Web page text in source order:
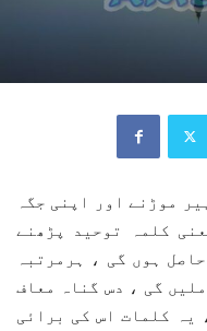
موڑنے اور اپنی جگہ
کلمہ توحید پڑھنے
ہوں گی ، ہرمرتبہ
گی ، دس گناہ معاف
یہ کلمات اس کی برائی